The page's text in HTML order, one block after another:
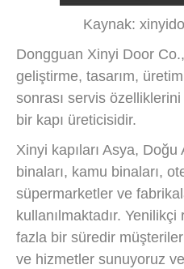
Kaynak:
Dongguan Xinyi Door
geliştirme, tasarım,
sonrası servis
bir kapı üreticisidir.
Xinyi kapıları Asya,
binaları, kamu binaları,
süpermarketler ve
kullanılmaktadır.
fazla bir süredir
ve hizmetler sunuyoruz